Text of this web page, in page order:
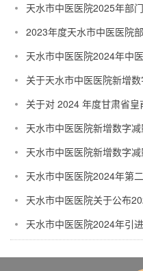
天水市中医医院2025年部
2023年度天水市中医医院